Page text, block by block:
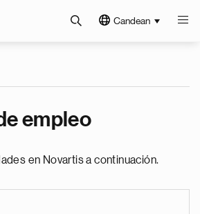
Candean
empleo
en Novartis a continuación.